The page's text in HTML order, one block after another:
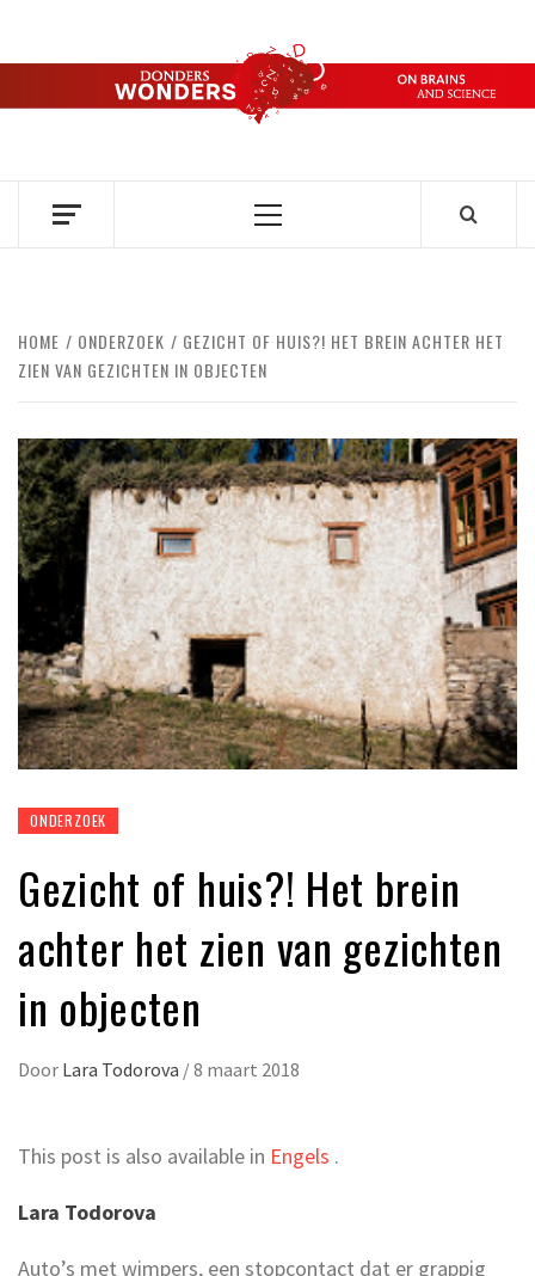
de
DONDERS
OVER HERSENEN EN WETENSCHAP // ON BRAINS AND
Primair
HOME ONDERZOEK
GEZICHT OF HUIS?! HET BREIN ACHTER HET
ZIEN VAN GEZICHTEN IN OBJECTEN
ONDERZOEK
Gezicht of huis?! Het brein
achter het zien van gezichten
in objecten
Door Lara Todorova /8 maart 2018
This post is also available in Engels .
Lara Todorova
Auto’s met wimpers, een stopcontact dat er grappig